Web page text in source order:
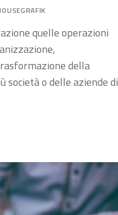
quelle operazioni
della
società o delle aziende di